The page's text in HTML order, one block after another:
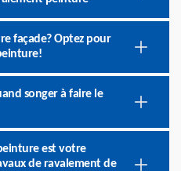
façade? Optez pour
songer à faire le
est votre
de ravalement de